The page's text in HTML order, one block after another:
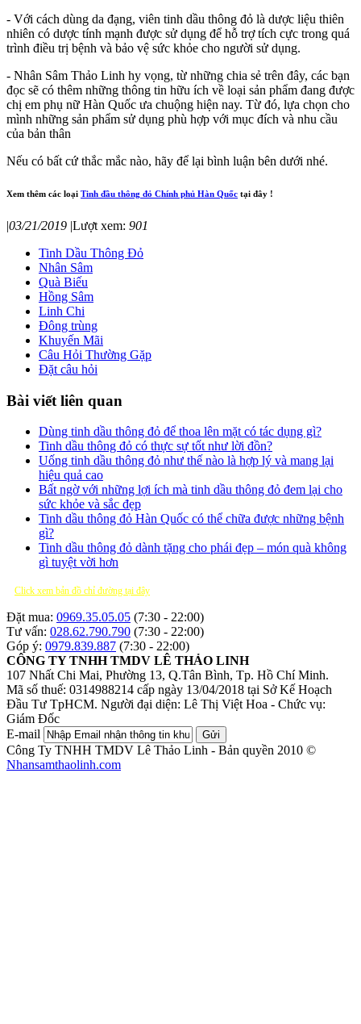
- Với cách dùng da đạng, viên tinh dầu thông đỏ là dược liệu thiên
nhiên có dược tính mạnh được sử dụng để hỗ trợ tích cực trong quá
trình điều trị bệnh và bảo vệ sức khỏe cho người sử dụng.
- Nhân Sâm Thảo Linh hy vọng, từ những chia sẻ trên đây, các bạn
đọc sẽ có thêm những thông tin hữu ích về loại sản phẩm đang được
chị em phụ nữ Hàn Quốc ưa chuộng hiện nay. Từ đó, lựa chọn cho
mình những sản phẩm sử dụng phù hợp với mục đích và nhu cầu
của bản thân
Nếu có bất cứ thắc mắc nào, hãy để lại bình luận bên dưới nhé.
Xem thêm các loại Tinh đầu thông đỏ Chính phủ Hàn Quốc tại đây !
|03/21/2019 |Lượt xem: 901
Tinh Dầu Thông Đỏ
Nhân Sâm
Quà Biếu
Hồng Sâm
Linh Chi
Đông trùng
Khuyến Mãi
Câu Hỏi Thường Gặp
Đặt câu hỏi
Bài viết liên quan
Dùng tinh dầu thông đỏ để thoa lên mặt có tác dụng gì?
Tinh dầu thông đỏ có thực sự tốt như lời đồn?
Uống tinh dầu thông đỏ như thế nào là hợp lý và mang lại
hiệu quả cao
Bất ngờ với những lợi ích mà tinh dầu thông đỏ đem lại cho
sức khỏe và sắc đẹp
Tinh dầu thông đỏ Hàn Quốc có thể chữa được những bệnh
gì?
Tinh dầu thông đỏ dành tặng cho phái đẹp – món quà không
gì tuyệt vời hơn
Click xem bản đồ chỉ đường tại đây
Đặt mua: 0969.35.05.05 (7:30 - 22:00)
Tư vấn: 028.62.790.790 (7:30 - 22:00)
Góp ý: 0979.839.887 (7:30 - 22:00)
CÔNG TY TNHH TMDV LÊ THẢO LINH
107 Nhất Chi Mai, Phường 13, Q.Tân Bình, Tp. Hồ Chí Minh.
Mã số thuế: 0314988214 cấp ngày 13/04/2018 tại Sở Kế Hoạch
Đầu Tư TpHCM. Người đại diện: Lê Thị Việt Hoa - Chức vụ:
Giám Đốc
E-mail
Gửi
Công Ty TNHH TMDV Lê Thảo Linh - Bản quyền 2010 ©
Nhansamthaolinh.com